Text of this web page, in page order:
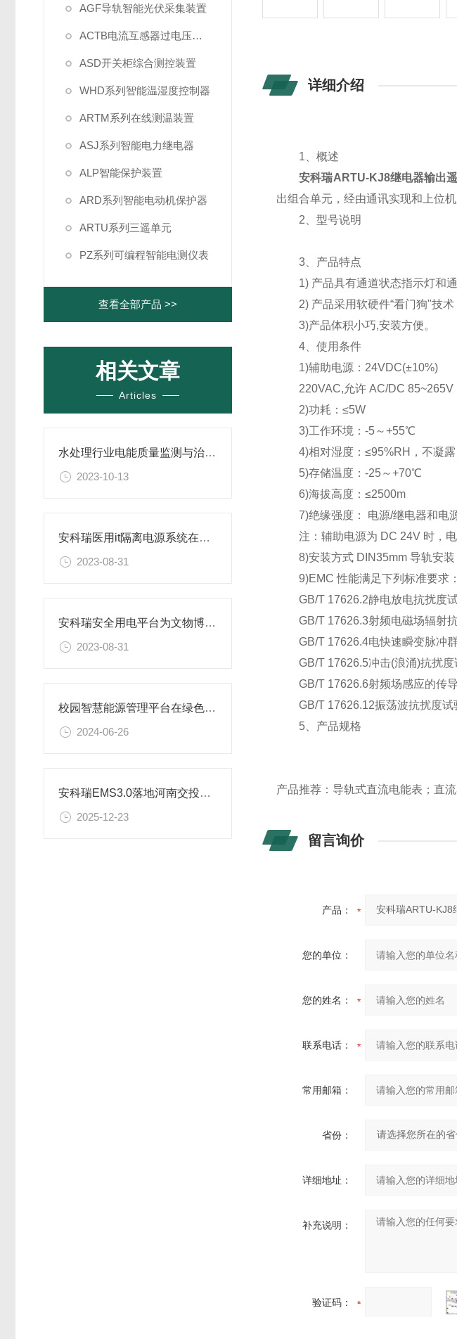
AGF导轨智能光伏采集装置
ACTB电流互感器过电压保护
ASD开关柜综合测控装置
WHD系列智能温湿度控制器
ARTM系列在线测温装置
ASJ系列智能电力继电器
ALP智能保护装置
ARD系列智能电动机保护器
ARTU系列三遥单元
PZ系列可编程智能电测仪表
查看全部产品 >>
相关文章
Articles
水处理行业电能质量监测与治理系统解决方案
2023-10-13
安科瑞医用it隔离电源系统在山东某医院中的应用
2023-08-31
安科瑞安全用电平台为文物博物馆用电保驾护航
2023-08-31
校园智慧能源管理平台在绿色校园建设中的关键作用
2024-06-26
安科瑞EMS3.0落地河南交投，打造高速路源网荷储智慧案例
2025-12-23
详细介绍
1、概述
安科瑞ARTU-KJ8继电器输出
出组合单元，经由通讯实现和上位
2、型号说明
3、产品特点
1) 产品具有通道状态指示灯和通
2) 产品采用软硬件“看门狗"技术
3)产品体积小巧,安装方便。
4、使用条件
1)辅助电源：24VDC(±10%)
220VAC,允许 AC/DC 85~265V
2)功耗：≤5W
3)工作环境：-5～+55℃
4)相对湿度：≤95%RH，不凝露
5)存储温度：-25～+70℃
6)海拔高度：≤2500m
7)绝缘强度： 电源/继电器和电
注：辅助电源为 DC 24V 时，电
8)安装方式 DIN35mm 导轨安装
9)EMC 性能满足下列标准要求：
GB/T 17626.2静电放电抗扰度
GB/T 17626.3射频电磁场辐射抗
GB/T 17626.4电快速瞬变脉冲群
GB/T 17626.5冲击(浪涌)抗扰度
GB/T 17626.6射频场感应的传导
GB/T 17626.12振荡波抗扰度试
5、产品规格
产品推荐：导轨式直流电能表；直
留言询价
产品：
您的单位：
您的姓名：
联系电话：
常用邮箱：
省份：
详细地址：
补充说明：
验证码：